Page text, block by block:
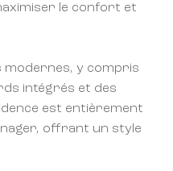
le confort et
modernes, y compris
intégrés et des
est entièrement
offrant un style